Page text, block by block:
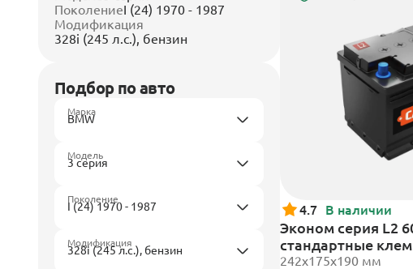
ПоколениеI (24) 1970 - 1987
Модификация
328i (245 л.с.), бензин
Подбор по авто
Марка
Модель
Поколение
Модификация
4.7 В наличии
Эконом серия L2
стандартные
242х175х190 мм